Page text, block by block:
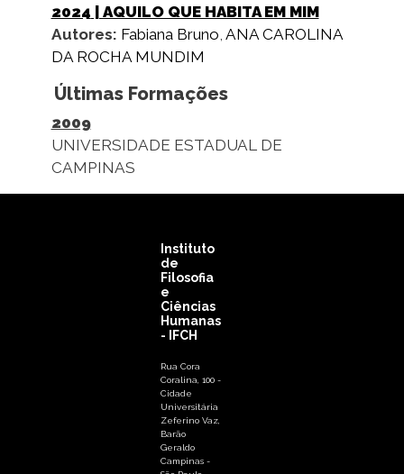
2024 | AQUILO QUE HABITA EM MIM
Autores: Fabiana Bruno ANA CAROLINA
DA ROCHA MUNDIM
Últimas Formações
2009
UNIVERSIDADE ESTADUAL DE
CAMPINAS
Instituto
de
Filosofia
e
Ciências
Humanas
- IFCH
Rua Cora
Coralina, 100 -
Cidade
Universitária
Zeferino Vaz,
Barão
Geraldo
Campinas -